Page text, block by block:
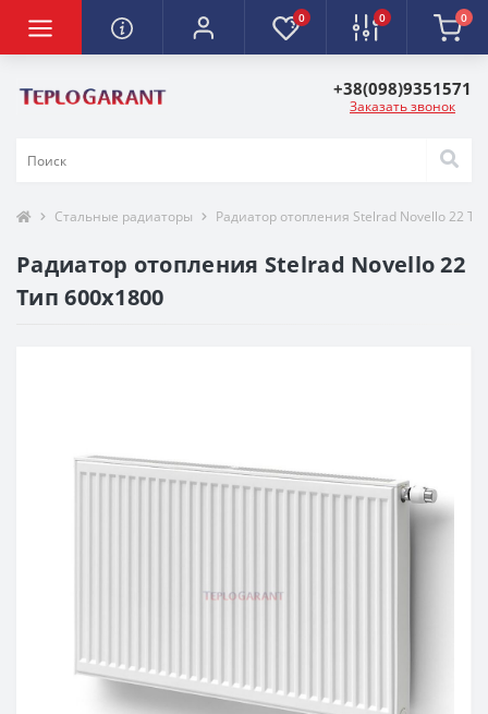
0 0 0
+38(098)9351571
Заказать звонок
Стальные радиаторы Радиатор отопления Stelrad Novello 22
Радиатор отопления Stelrad Novello 22
Тип 600х1800